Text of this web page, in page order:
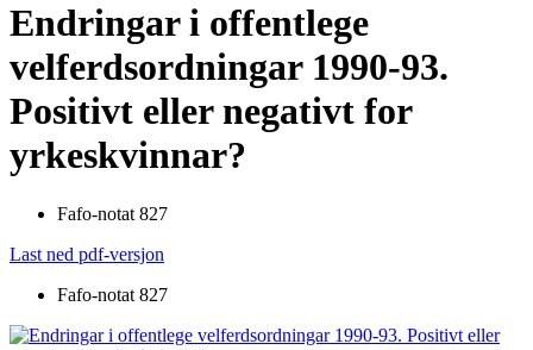
Endringar i offentlege
velferdsordningar 1990-93.
Positivt eller negativt for
yrkeskvinnar?
Fafo-notat 827
Last ned pdf-versjon
Fafo-notat 827